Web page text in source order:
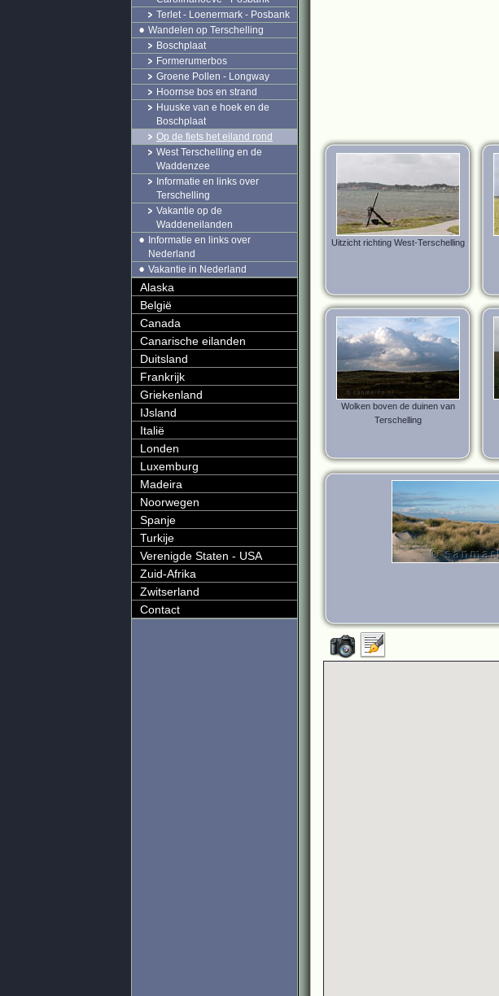
Uitzicht richting West-Terschelling
Wolken boven de duinen van
Terschelling
Terlet - Loenermark - Posbank
Wandelen op Terschelling
Boschplaat
Formerumerbos
Groene Pollen - Longway
Hoornse bos en strand
Huuske van e hoek en de
Boschplaat
Op de fiets het eiland rond
West Terschelling en de
Waddenzee
Informatie en links over
Terschelling
Vakantie op de
Waddeneilanden
Informatie en links over
Nederland
Vakantie in Nederland
Alaska
België
Canada
Canarische eilanden
Duitsland
Frankrijk
Griekenland
IJsland
Italië
Londen
Luxemburg
Madeira
Noorwegen
Spanje
Turkije
Verenigde Staten - USA
Zuid-Afrika
Zwitserland
Contact